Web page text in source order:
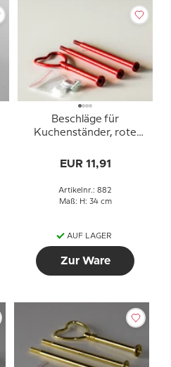
Beschläge für
Kuchenständer, rote
3 Schicht
EUR 11,91
Artikelnr.: 882
Maß: H: 34 cm
AUF LAGER
Zur Ware